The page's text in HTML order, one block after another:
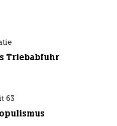
Triebabfuhr
63